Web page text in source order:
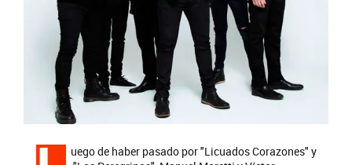
uego de haber pasado por "Licuados Corazones" y